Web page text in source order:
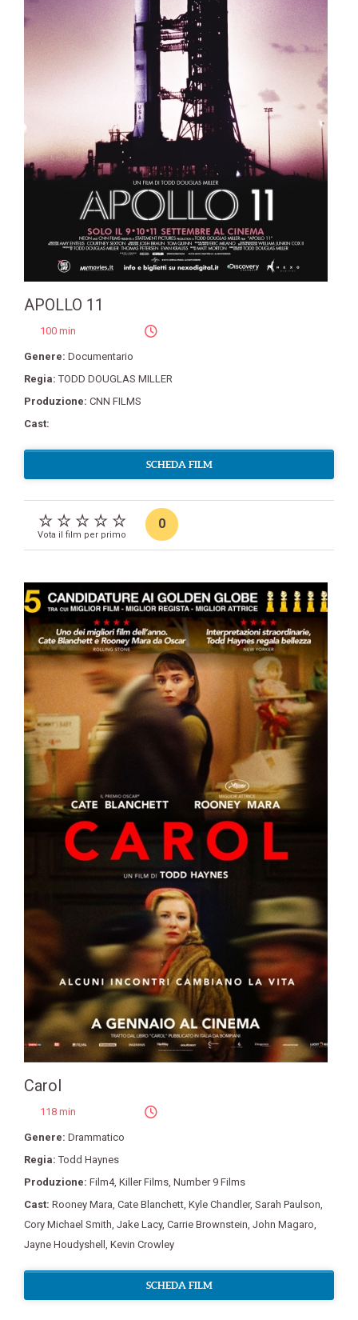
APOLLO 11
100 min
Genere: Documentario
Regia:TODD DOUGLAS MILLER
Produzione: CNN FILMS
Cast:
SCHEDA FILM
Vota il film per primo
0
Carol
118 min
Genere: Drammatico
Regia:Todd Haynes
Produzione: Film4, Killer Films Number 9 Films
Cast: Rooney Mara Cate Blanchett Kyle Chandler, Sarah Paulson
Cory Michael Smith Jake Lacy, Carrie Brownstein John Magaro
Jayne Houdyshell
Kevin Crowley
SCHEDA FILM